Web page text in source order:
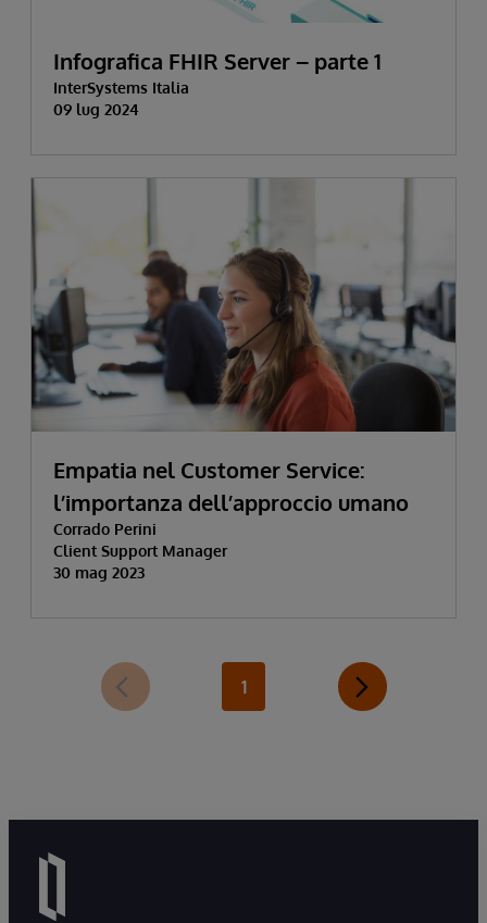
Infografica FHIR Server – parte 1
InterSystems Italia
09 lug 2024
Empatia nel Customer Service:
l’importanza dell’approccio umano
Corrado Perini
Client Support Manager
30 mag 2023
1